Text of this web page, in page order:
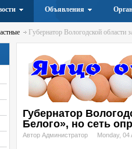
Объявления
Губернатор Вологодской области
Губернатор
Белого», но сеть
Автор Администратор Monday, 04